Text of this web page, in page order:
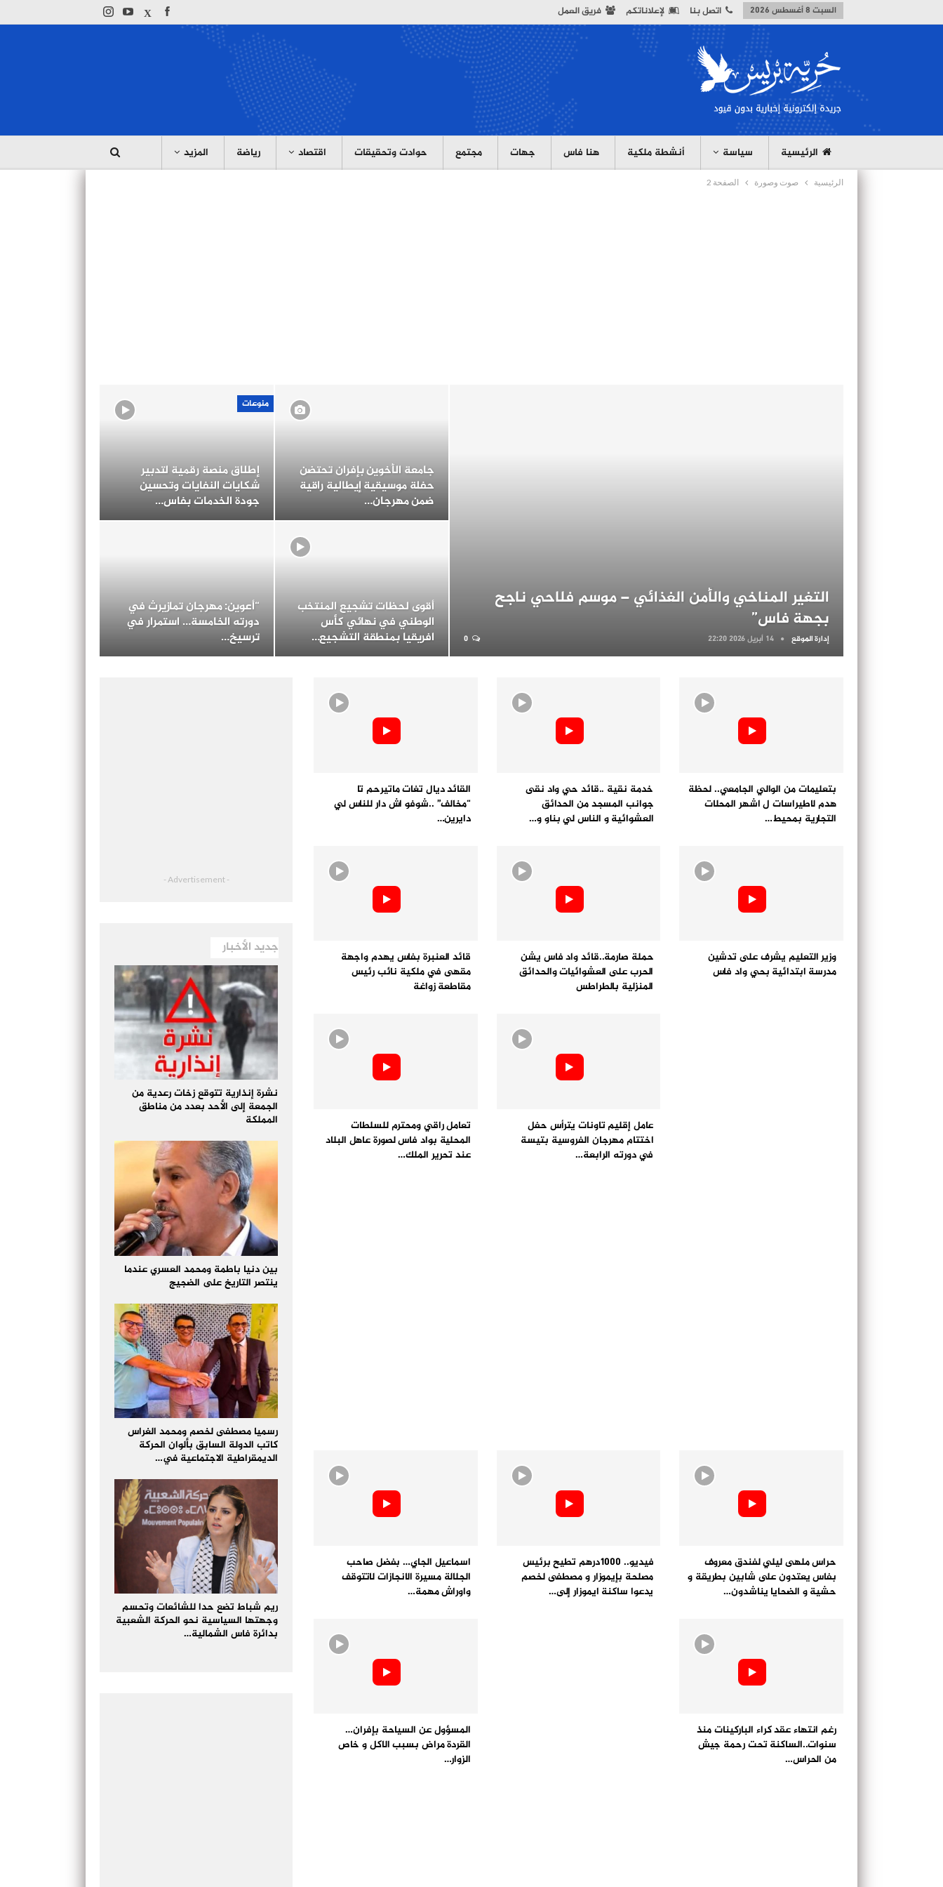
السبت 8 أغسطس 2026 اتصل بنا لإعلاناتكم فريق العمل
الرئيسية سياسة أنشطة ملكية هنا فاس جهات مجتمع حوادت وتحقيقات اقتصاد رياضة المزيد
الرئيسية صوت وصورة الصفحة 2
التغير المناخي والأمن الغذائي – موسم فلاحي ناجح
بجهة فاس”
إدارة الموقع 14 أبريل 2026 22:20
جامعة الأخوين بإفران تحتضن
حفلة موسيقية إيطالية راقية
ضمن مهرجان…
منوعات
إطلاق منصة رقمية لتدبير
شكايات النفايات وتحسين
جودة الخدمات بفاس…
أقوى لحظات تشجيع المنتخب
الوطني في نهائي كأس
افريقيا بمنطقة التشجيع…
“أعوين: مهرجان تمازيرث في
دورته الخامسة… استمرار في
ترسيخ…
بتعليمات من الوالي الجامعي.. لحظة
هدم لاطيراسات ل اشهر المحلات
التجارية بمحيط…
خدمة نقية ..قائد حي واد نقى
جوانب المسجد من الحدائق
العشوائية و الناس لي بناو و…
القائد ديال تغات ماتيرحم تا
“مخالف” ..شوفو اش دار للناس لي
دايرين…
وزير التعليم يشرف على تدشين
مدرسة ابتدائية بحي واد فاس
حملة صارمة..قائد واد فاس يشن
الحرب على العشوائيات والحدائق
المنزلية بالطراطس
قائد العنبرة بفاس يهدم واجهة
مقهى في ملكية نائب رئيس
مقاطعة زواغة
عامل إقليم تاونات يترأس حفل
اختتام مهرجان الفروسية بتيسة
في دورته الرابعة…
تعامل راقي ومحترم للسلطات
المحلية بواد فاس لصورة عاهل البلاد
عند تحرير الملك…
حراس ملهى ليلي لفندق معروف
بفاس يعتدون على شابين بطريقة و
حشية و الضحايا يناشدون…
فيديو.. 1000درهم تطيح برئيس
مصلحة بإيموزار و مصطفى لخصم
يدعوا ساكنة ايموزار إلى…
اسماعيل الجاي… بفضل صاحب
الجلالة مسيرة الانجازات لاتتوقف
واوراش مهمة…
رغم انتهاء عقد كراء الباركينات منذ
سنوات..الساكنة تحت رحمة جيش
من الحراس…
المسؤول عن السياحة بإفران…
القردة مراض بسبب الاكل و خاص
الزوار…
- Advertisement -
جديد الأخبار
نشرة إنذارية تتوقع زخات رعدية من
الجمعة إلى الأحد بعدد من مناطق
المملكة
بين دنيا باطمة ومحمد العسري عندما
ينتصر التاريخ على الضجيج
رسميا مصطفى لخصم ومحمد الغراس
كاتب الدولة السابق بألوان الحركة
الديمقراطية الاجتماعية في…
ريم شباط تضع حدا للشائعات وتحسم
وجهتها السياسية نحو الحركة الشعبية
بدائرة فاس الشمالية…